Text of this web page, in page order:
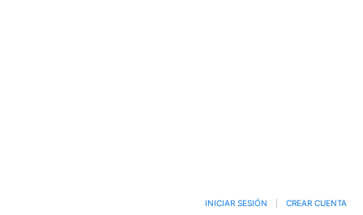
INICIAR SESIÓN CREAR CUENTA